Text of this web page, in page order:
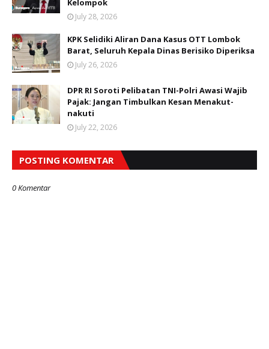
Kelompok
July 28, 2026
KPK Selidiki Aliran Dana Kasus OTT Lombok
Barat, Seluruh Kepala Dinas Berisiko Diperiksa
July 26, 2026
DPR RI Soroti Pelibatan TNI-Polri Awasi Wajib
Pajak: Jangan Timbulkan Kesan Menakut-
nakuti
July 22, 2026
POSTING KOMENTAR
0 Komentar